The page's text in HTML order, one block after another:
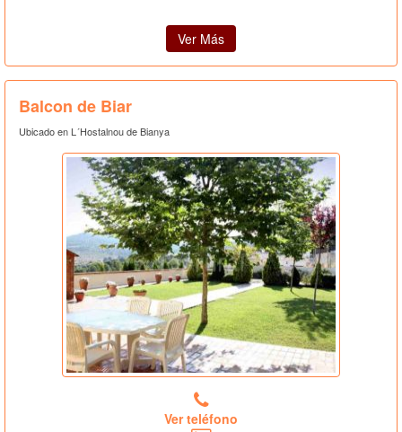
Ver Más
Balcon de Biar
Ubicado en L´Hostalnou de Bianya
Ver teléfono